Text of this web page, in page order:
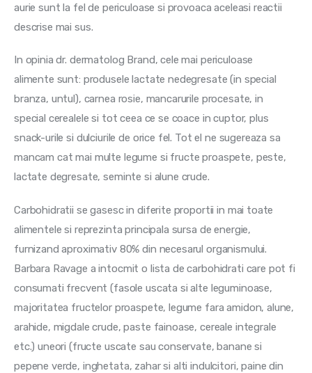
aurie sunt la fel de periculoase si provoaca aceleasi reactii
In opinia dr. dermatolog Brand, cele mai periculoase
alimente sunt: produsele lactate nedegresate (in special
branza, untul), carnea rosie, mancarurile procesate, in
special cerealele si tot ceea ce se coace in cuptor, plus
snack-urile si dulciurile de orice fel. Tot el ne sugereaza sa
mancam cat mai multe legume si fructe proaspete, peste,
lactate degresate, seminte si alune crude.
Carbohidratii se gasesc in diferite proportii in mai toate
alimentele si reprezinta principala sursa de energie,
furnizand aproximativ 80% din necesarul organismului.
Barbara Ravage a intocmit o lista de carbohidrati care pot fi
consumati frecvent (fasole uscata si alte leguminoase,
majoritatea fructelor proaspete, legume fara amidon, alune,
arahide, migdale crude, paste fainoase, cereale integrale
etc.) uneori (fructe uscate sau conservate, banane si
pepene verde, inghetata, zahar si alti indulcitori, paine din